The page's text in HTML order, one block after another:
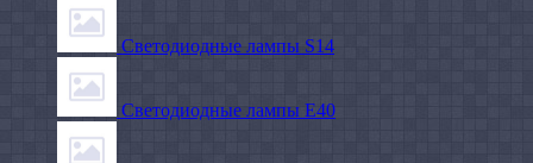
Светодиодные лампы S14
Светодиодные лампы Е40